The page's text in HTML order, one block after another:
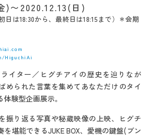
)〜2020.12.13(日)
日は18:30から、最終日は18:15まで）＊会期
HiguchiAi
イター／ヒグチアイの歴史を辿りなが
められた言葉を集めてあなただけのタイ
験型企画展示。
振り返る写真や秘蔵映像の上映、ヒグチ
を堪能できるJUKE BOX、愛機の鍵盤(ブン